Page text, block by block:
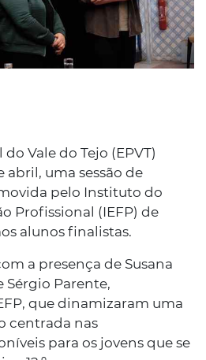
Vale do Tejo (EPVT)
abril, uma sessão de
pelo Instituto do
Profissional (IEFP) de
alunos finalistas.
a presença de Susana
Sérgio Parente,
que dinamizaram uma
centrada nas
para os jovens que se